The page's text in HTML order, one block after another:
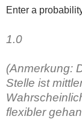
Enter a
1.0
(Anmerkung:
Stelle ist
flexibler